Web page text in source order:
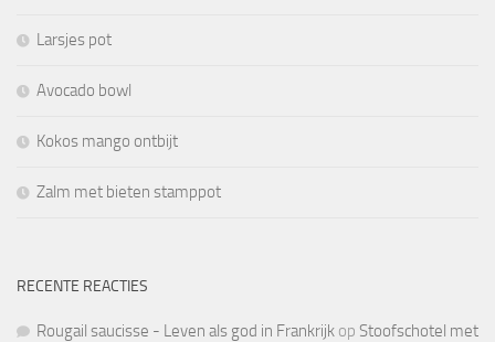
Larsjes pot
Avocado bowl
Kokos mango ontbijt
Zalm met bieten stamppot
RECENTE REACTIES
Rougail saucisse - Leven als god in Frankrijk op Stoofschotel met